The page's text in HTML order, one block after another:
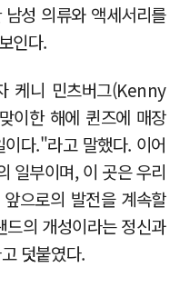
성 의류와 액세서리를
인다.
케니 민츠버그(Kenny
이한 해에 퀸즈에 매장
다."라고 말했다. 이어
일부이며, 이 곳은 우리
으로의 발전을 계속할
의 개성이라는 정신과
덧붙였다.